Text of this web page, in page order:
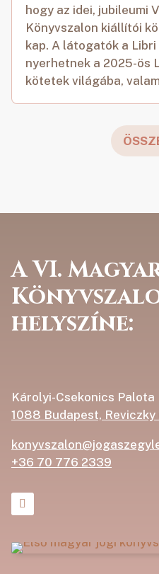
hogy az idei, jubileumi
Könyvszalon kiállítói
kap. A látogatók a
nyerhetnek a 2025-ös
kötetek világába,
A VI.
helyszíne:
Károlyi-Csekonics Palota
1088 Budapest, Reviczky
+36 70 776 2339